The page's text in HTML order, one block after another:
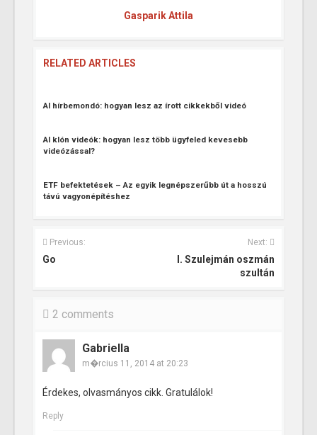
Gasparik Attila
RELATED ARTICLES
AI hírbemondó: hogyan lesz az írott cikkekből videó
AI klón videók: hogyan lesz több ügyfeled kevesebb
videózással?
ETF befektetések – Az egyik legnépszerűbb út a hosszú
távú vagyonépítéshez
Previous:
Go
Next:
I. Szulejmán oszmán
szultán
2 comments
Gabriella
m�rcius 11, 2014 at 20:23
Érdekes, olvasmányos cikk. Gratulálok!
Reply